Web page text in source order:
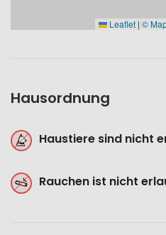
Leaflet | ©
Hausordnung
Haustiere sind nicht
Rauchen ist nicht